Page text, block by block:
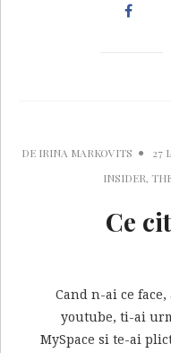
DE IRINA MARKOVITS 27
INSIDER,
Ce
Cand n-ai ce
youtube, ti-ai
MySpace si te-ai